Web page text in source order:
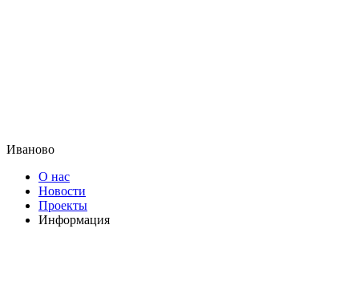
Иваново
О нас
Новости
Проекты
Информация